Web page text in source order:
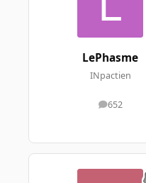
LePhasme
INpactien
652
messages